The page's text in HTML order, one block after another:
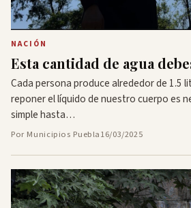
NACIÓN
Esta cantidad de agua
Cada persona produce alrededor de 1.5
reponer el líquido de nuestro cuerpo es
simple hasta…
Por Municipios Puebla16/03/2025